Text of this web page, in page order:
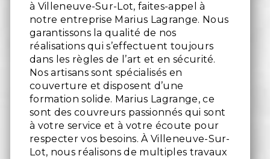
à Villeneuve-Sur-Lot, faites-appel à
notre entreprise Marius Lagrange. Nous
garantissons la qualité de nos
réalisations qui s’effectuent toujours
dans les règles de l’art et en sécurité.
Nos artisans sont spécialisés en
couverture et disposent d’une
formation solide. Marius Lagrange, ce
sont des couvreurs passionnés qui sont
à votre service et à votre écoute pour
respecter vos besoins. À Villeneuve-Sur-
Lot, nous réalisons de multiples travaux